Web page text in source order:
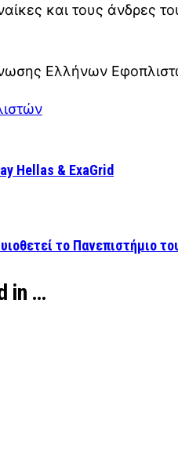
και τους άνδρες
Ελλήνων
Hellas & ExaGrid
το Πανεπιστήμιο
in …